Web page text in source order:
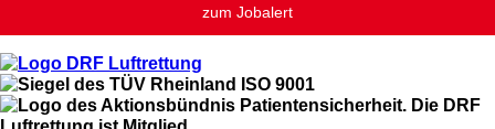
zum Jobalert